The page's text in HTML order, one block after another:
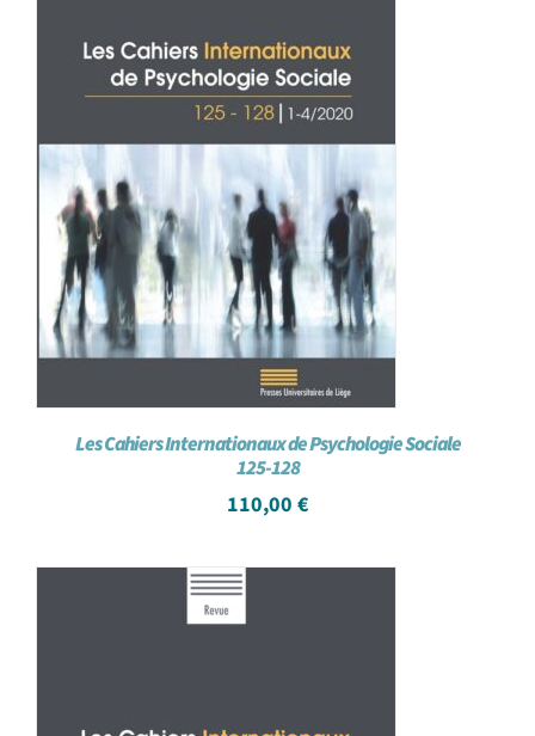
Les Cahiers Internationaux de Psychologie Sociale
125-128
110,00 €